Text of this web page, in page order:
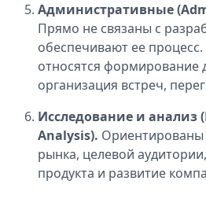
Административные
Прямо не связаны с
обеспечивают ее процесс.
относятся формирование
организация встреч,
Исследование и анализ
Analysis). Ориентированы
рынка, целевой
продукта и развитие